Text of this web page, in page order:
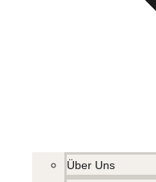
Über Uns